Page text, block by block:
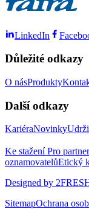
LinkedIn
Důležité odkazy
O násProdukty
Další odkazy
KariéraNovinky
Ke staženíPro
oznamovatelůEtický
Designed by
SitemapOchrana